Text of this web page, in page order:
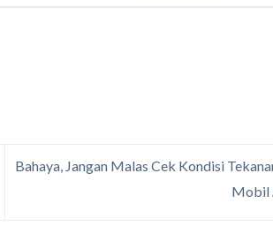
Bahaya, Jangan Malas Cek Kondisi
Mobil